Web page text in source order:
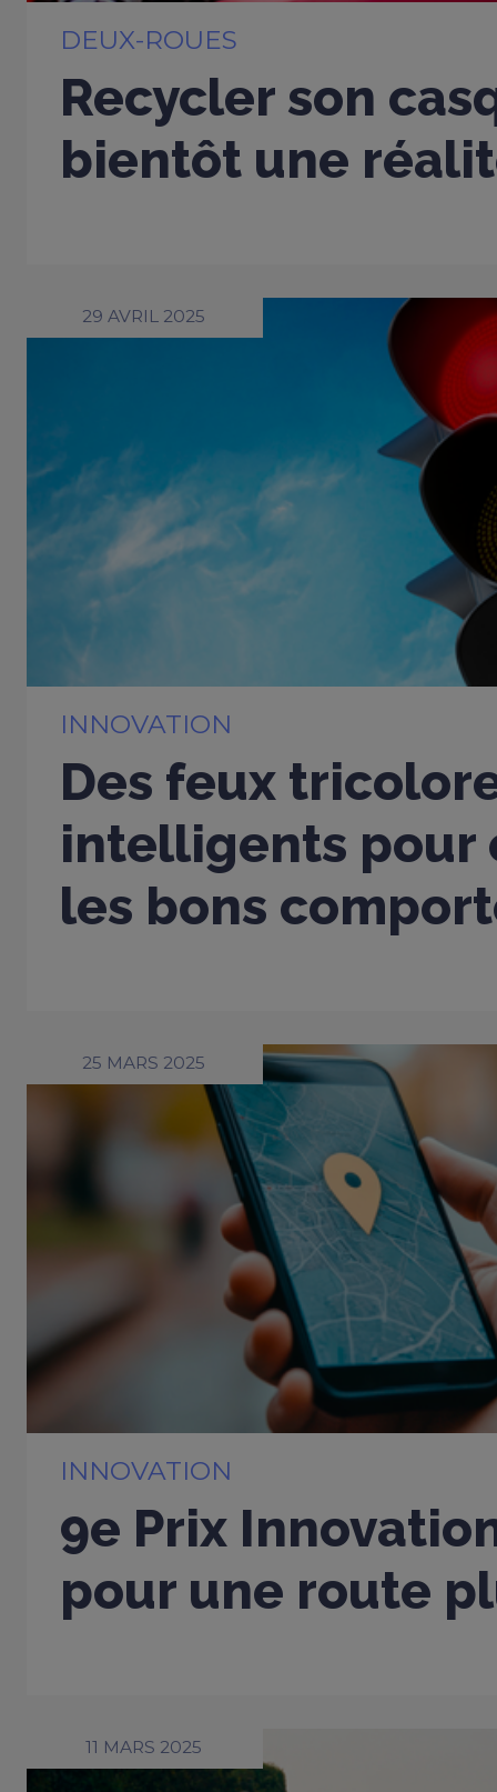
DEUX-ROUES
Recycler son
bientôt une
29 AVRIL 2025
INNOVATION
Des feux
intelligents pour
les bons
25 MARS 2025
INNOVATION
9e Prix
pour une route
11 MARS 2025